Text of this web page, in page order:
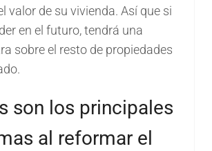
valor de su vivienda. Así que si
en el futuro, tendrá una
sobre el resto de propiedades
son los principales
al reformar el